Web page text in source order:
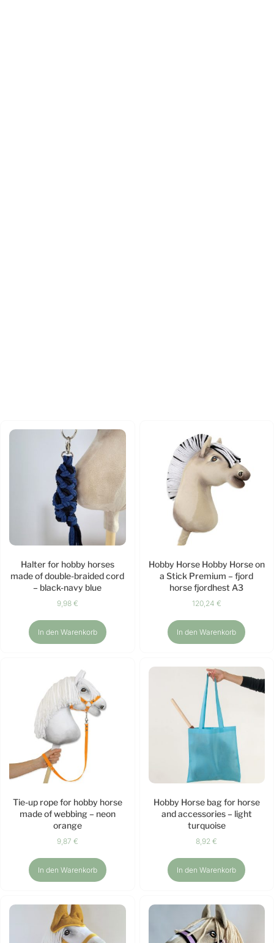
Halter for hobby horses
made of double-braided cord
– black-navy blue
9,98 €
In den Warenkorb
Hobby Horse Hobby Horse on
a Stick Premium – fjord
horse fjordhest A3
120,24 €
In den Warenkorb
Tie-up rope for hobby horse
made of webbing – neon
orange
9,87 €
In den Warenkorb
Hobby Horse bag for horse
and accessories – light
turquoise
8,92€
In den Warenkorb